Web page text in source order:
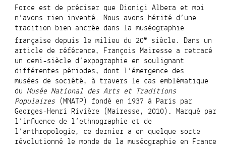
Force est de préciser que Dionigi Albera et moi
n’avons rien inventé. Nous avons hérité d’une
tradition bien ancrée dans la muséographie
française depuis le milieu du 20e siècle. Dans un
article de référence, François Mairesse a retracé
un demi-siècle d’expographie en soulignant
différentes périodes, dont l’émergence des
musées de société, à travers le cas emblématique
duMusée National des Arts et Traditions
Populaires (MNATP) fondé en 1937 à Paris par
Georges-Henri Rivière (Mairesse, 2010). Marqué par
l’influence de l’ethnographie et de
l’anthropologie, ce dernier a en quelque sorte
révolutionné le monde de la muséographie en France